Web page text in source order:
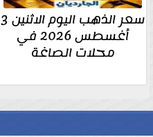
سعر الذهب اليوم الاثنين 3
أغسطس 2026 في
محلات الصاغة